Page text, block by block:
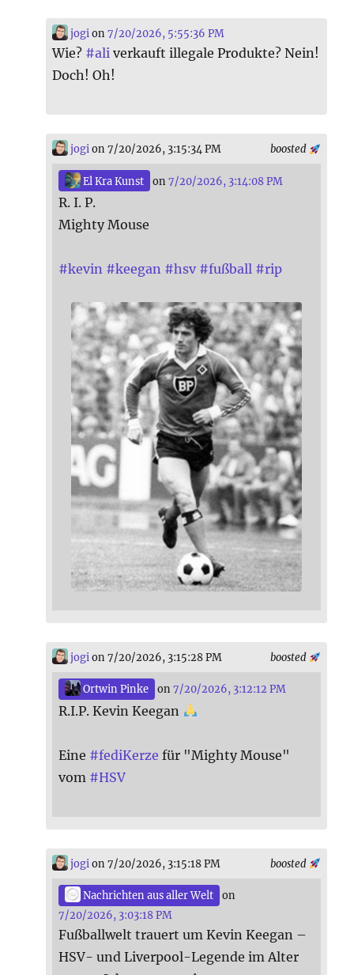
jogion7/20/2026, 5:55:36 PM
Wie? #ali verkauft illegale Produkte? Nein!
Doch! Oh!
boosted
jogion 7/20/2026, 3:15:34 PM
El Kra Kunst on7/20/2026, 3:14:08 PM
R. I. P.
Mighty Mouse
#kevin #keegan #hsv #fußball #rip
boosted
jogi on 7/20/2026, 3:15:28 PM
Ortwin Pinke on7/20/2026, 3:12:12 PM
R.I.P. Kevin Keegan
Eine #fediKerze für "Mighty Mouse"
vom #HSV
boosted
jogi on 7/20/2026, 3:15:18 PM
Nachrichten aus aller Welt
on
7/20/2026, 3:03:18 PM
Fußballwelt trauert um Kevin Keegan –
HSV- und Liverpool-Legende im Alter